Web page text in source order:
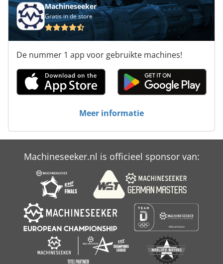
Machineseeker
Gratis in de store
De nummer 1 app voor gebruikte machines!
Meer informatie
Machineseeker.nl is officieel sponsor van: